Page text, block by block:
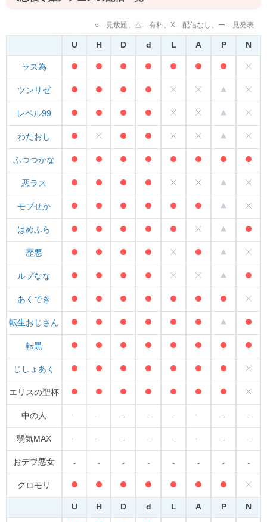
○…見放題、△…有料、X…配信なし、ー…見発表
U H D d L A P N
ラス為
ツンリゼ
レベル99
わたおし
ふつつかな
悪ラス
モブせか
はめふら
歴悪
ルプなな
あくでき
転生おじさん
転黒
じしょあく
エリスの聖杯
中の人 - - - - - - - -
弱気MAX - - - - - - - -
おデブ悪女 - - - - - - - -
クロモリ
U H D d L A P N